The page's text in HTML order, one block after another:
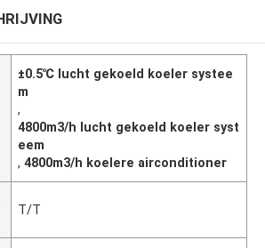
±0.5℃ lucht gekoeld koeler systee
m
,
4800m3/h lucht gekoeld koeler syst
eem
,4800m3/h koelere airconditioner
T/T